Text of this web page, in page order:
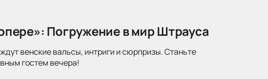
Погружение в мир Штрауса
венские вальсы, интриги и сюрпризы. Станьте
гостем вечера!